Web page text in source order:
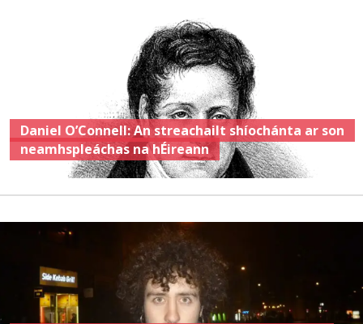
Daniel O’Connell: An streachailt shíochánta ar son
neamhspleáchas na hÉireann